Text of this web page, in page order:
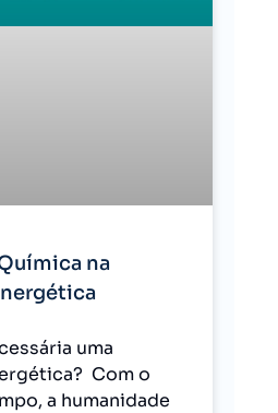
na
uma
Com o
a humanidade